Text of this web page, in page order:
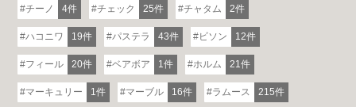
チーノ 4件 チェック 25件 チャタム 2件
ハコニワ 19件 パステラ 43件 ビソン 12件
フィール 20件 ベアボア 1件 ホルム 21件
マーキュリー 1件 マーブル 16件 ラムース 215件